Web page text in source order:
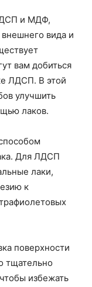
ДСП и МДФ,
вида и
вам добиться
ЛДСП. В этой
улучшить
лаков.
Для ЛДСП
лаки,
к
поверхности
тщательно
избежать